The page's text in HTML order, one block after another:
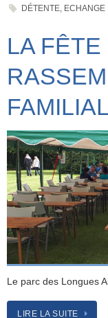
DÉTENTE, ECHANGE
LA
Le parc des Longues
LIRE LA SUITE